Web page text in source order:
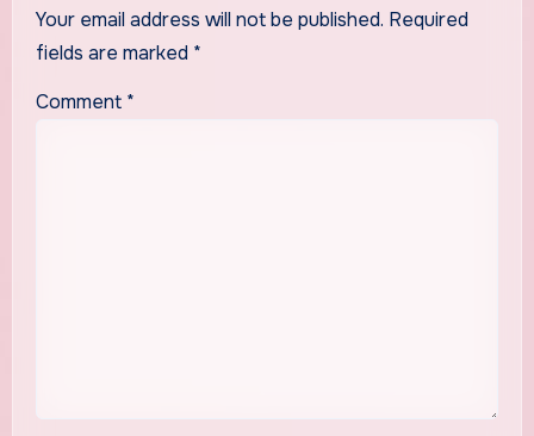
Your email address will not be published. Required
fields are marked *
Comment *